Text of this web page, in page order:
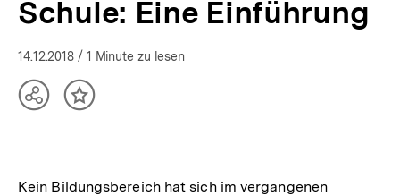
Schule: Eine Einführung
14.12.2018 / 1 Minute zu lesen
TeilenInhalt
Kein Bildungsbereich hat sich im vergangenen